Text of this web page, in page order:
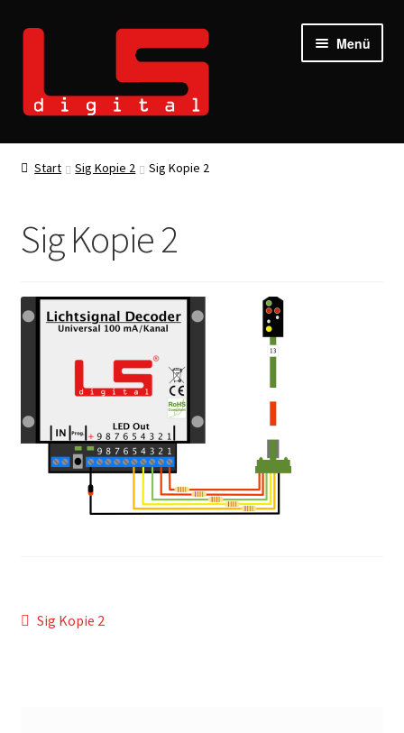
Zur
Zum
Menü
Start Sig Kopie 2 Sig Kopie 2
Sig Kopie 2
Beitragsnavigation
Vorheriger
Sig Kopie 2